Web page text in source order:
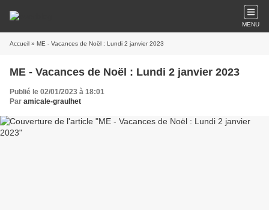
MENU
Accueil » ME - Vacances de Noël : Lundi 2 janvier 2023
ME - Vacances de Noël : Lundi 2 janvier 2023
Publié le 02/01/2023 à 18:01
Par amicale-graulhet